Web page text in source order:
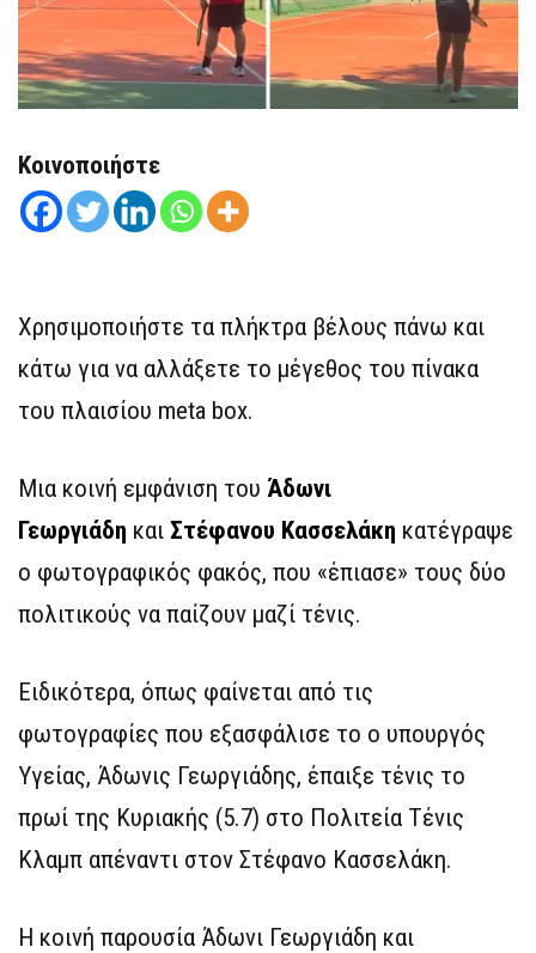
Κοινοποιήστε
Χρησιμοποιήστε τα πλήκτρα βέλους πάνω και
κάτω για να αλλάξετε το μέγεθος του πίνακα
του πλαισίου meta box.
Μια κοινή εμφάνιση του Άδωνι
Γεωργιάδη και Στέφανου Κασσελάκη κατέγραψε
ο φωτογραφικός φακός, που «έπιασε» τους δύο
πολιτικούς να παίζουν μαζί τένις.
Ειδικότερα, όπως φαίνεται από τις
φωτογραφίες που εξασφάλισε το ο υπουργός
Υγείας, Άδωνις Γεωργιάδης, έπαιξε τένις το
πρωί της Κυριακής (5.7) στο Πολιτεία Τένις
Κλαμπ απέναντι στον Στέφανο Κασσελάκη.
Η κοινή παρουσία Άδωνι Γεωργιάδη και